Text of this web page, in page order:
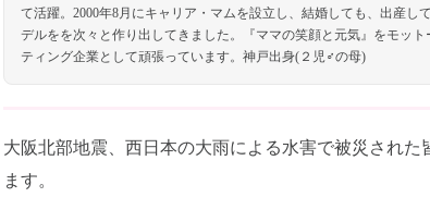
て活躍。2000年8月にキャリア・マムを設立し、結婚しても、出産
デルをを次々と作り出してきました。『ママの笑顔と元気』をモッ
ティング企業として頑張っています。神戸出身(２児♂の母)
大阪北部地震、西日本の大雨による水害で被災され
ます。